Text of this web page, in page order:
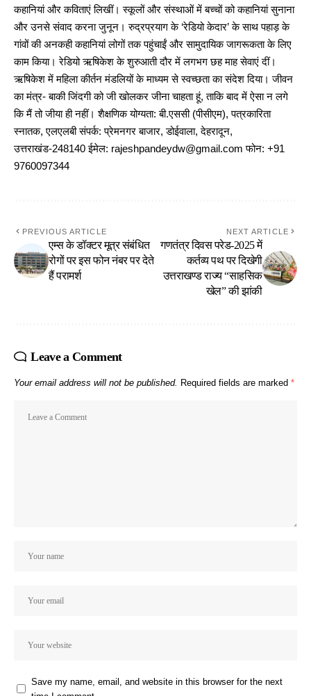
कहानियां और कविताएं लिखीं। स्कूलों और संस्थाओं में बच्चों को कहानियां सुनाना
और उनसे संवाद करना जुनून। रुद्रप्रयाग के ‘रेडियो केदार’ के साथ पहाड़ के
गांवों की अनकही कहानियां लोगों तक पहुंचाईं और सामुदायिक जागरूकता के लिए
काम किया। रेडियो ऋषिकेश के शुरुआती दौर में लगभग छह माह सेवाएं दीं।
ऋषिकेश में महिला कीर्तन मंडलियों के माध्यम से स्वच्छता का संदेश दिया। जीवन
का मंत्र- बाकी जिंदगी को जी खोलकर जीना चाहता हूं, ताकि बाद में ऐसा न लगे
कि मैं तो जीया ही नहीं। शैक्षणिक योग्यता: बी.एससी (पीसीएम), पत्रकारिता
स्नातक, एलएलबी संपर्क: प्रेमनगर बाजार, डोईवाला, देहरादून,
उत्तराखंड-248140 ईमेल: rajeshpandeydw@gmail.com फोन: +91
9760097344
PREVIOUS ARTICLE
एम्स के डॉक्टर मूत्र संबंधित
रोगों पर इस फोन नंबर पर देते
हैं परामर्श
NEXT ARTICLE
गणतंत्र दिवस परेड-2025 में
कर्तव्य पथ पर दिखेगी
उत्तराखण्ड राज्य “साहसिक
खेल” की झांकी
Leave a Comment
Your email address will not be published. Required fields are marked *
Save my name, email, and website in this browser for the next